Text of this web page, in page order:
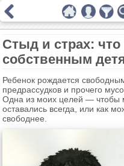
Стыд и страх:
собственным
Ребенок рождается
предрассудков и прочего
Одна из моих целей — чтобы
оставались всегда, или как
свободнее.